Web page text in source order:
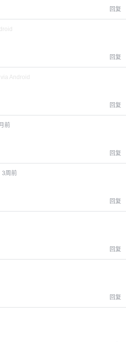
给-熊本熊-打赏
回复
回复
via Android
回复
前
回复
3周前
回复
回复
回复
，请购买会员或者提升权